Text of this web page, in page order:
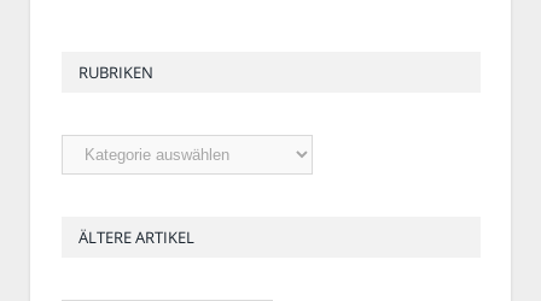
RUBRIKEN
Rubriken
ÄLTERE ARTIKEL